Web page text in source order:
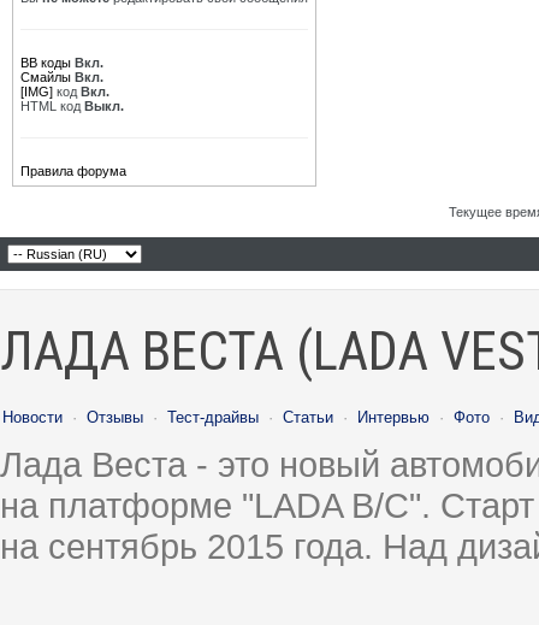
BB коды Вкл.
Смайлы Вкл.
[IMG] код Вкл.
HTML код Выкл.
Правила форума
Текущее
ЛАДА ВЕСТА (LADA
Новости · Отзывы · Тест-драйвы · Статьи · Интервью · Фото ·
Лада Веста - это новый
на платформе "LADA B/C".
на сентябрь 2015 года. Над